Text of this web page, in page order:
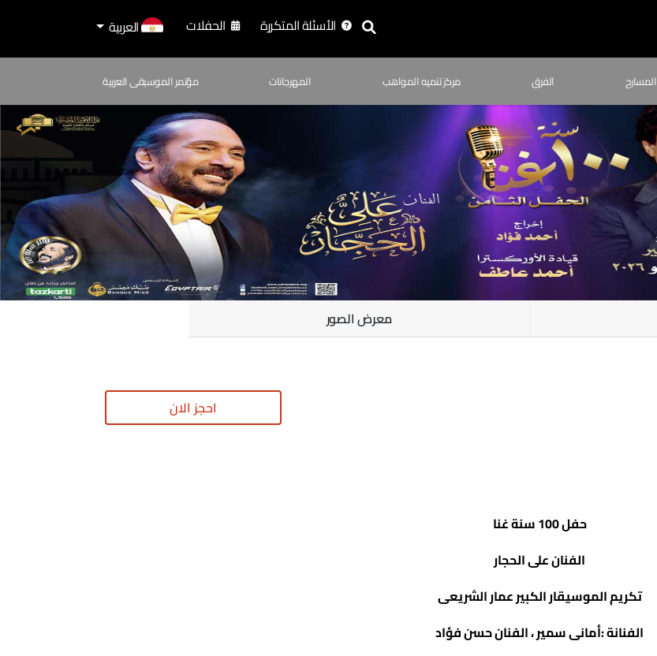
الأسئلة المتكررة الحفلات العربية
المسارح الفرق مركز تنميه المواهب المهرجانات مؤتمر الموسيقى العربية
معرض الصور
احجز الان
حفل 100 سنة غنا
الفنان على الحجار
تكريم الموسيقار الكبير عمار الشريعى
الفنانة :أمانى سمير ، الفنان حسن فؤاد